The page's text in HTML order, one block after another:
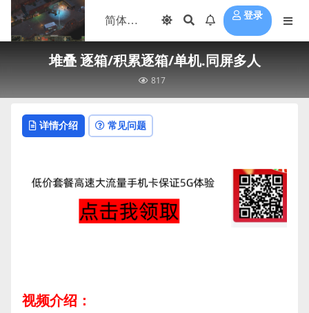
登录
堆叠 逐箱/积累逐箱/单机.同屏多人
817
详情介绍 常见问题
视频介绍：